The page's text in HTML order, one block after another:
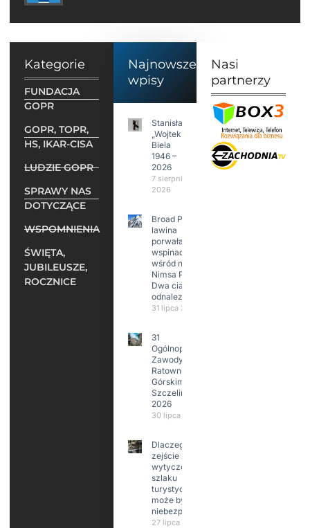
Kategorie
FUNDACJA
GOPR
GOPR, TOPR,
HS, IKAR-CISA
LUDZIE GOPR
SPRAWY NAS
DOTYCZĄCE
WSPOMNIENIA
ŚWIĘTA,
JUBILEUSZE,
ROCZNICE
Najnowsze
wpisy
Stanisław
„Wojtek”
Biela
1946 –
2026
7 sierpnia
2026
Broad Peak:
lawina
porwała 10
wspinaczy,
wśród nich
Nimsa Purję.
Dwa ciała
odnalezione.
31 lipca 2026
31
Ogólnopolskie
Zawody w
Ratownictwie
Górskim –
Szczeliniec
2026
30 lipca 2026
Dlaczego
zejście z
wytyczonego
szlaku
turystycznego
może być
niebezpieczne?
27 lipca 2026
Nasi
partnerzy